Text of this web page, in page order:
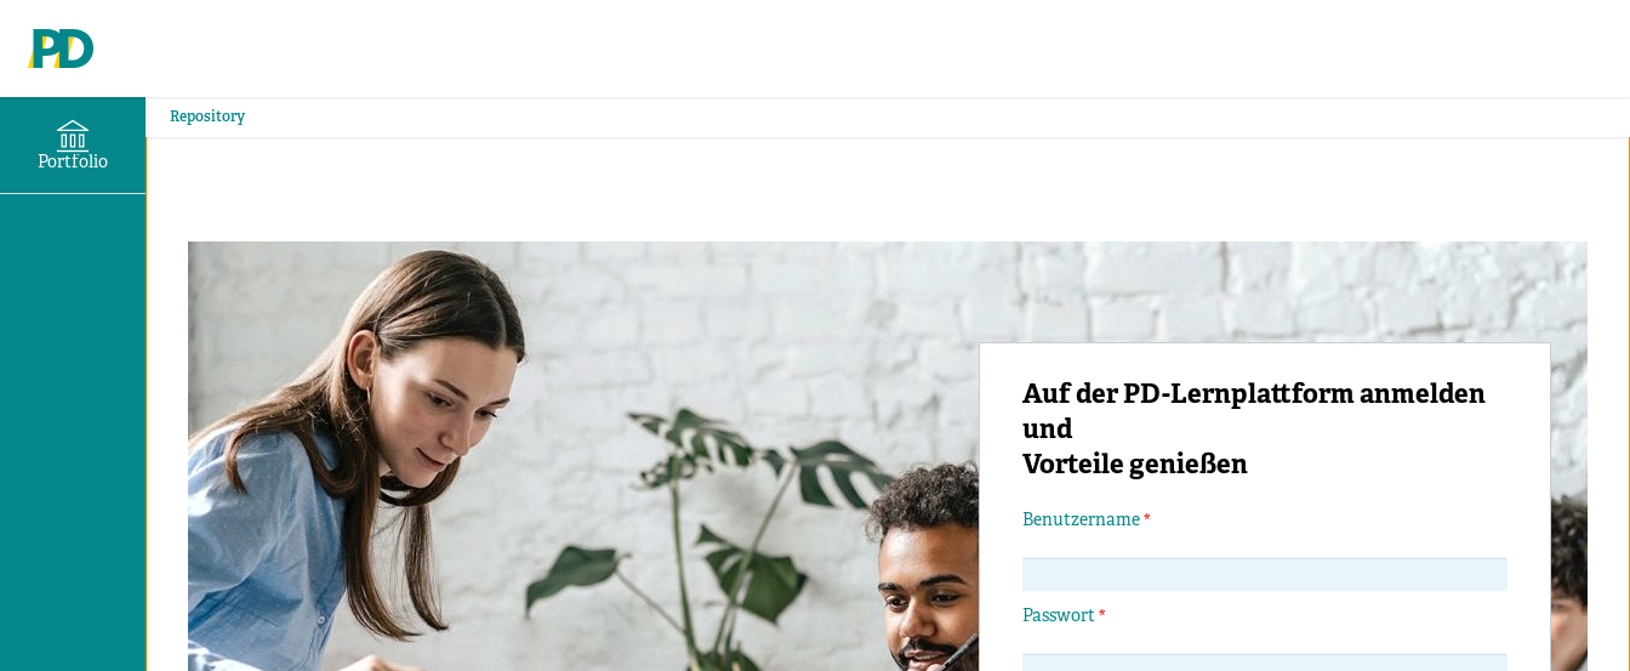
Portfolio
Repository
Auf der PD-Lernplattform anmelden
und
Vorteile genießen
Benutzername *
Passwort *